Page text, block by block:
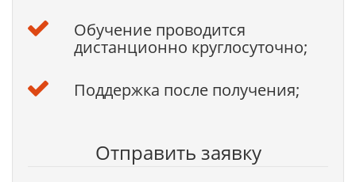
Обучение проводится
дистанционно круглосуточно;
Поддержка после получения;
Отправить заявку